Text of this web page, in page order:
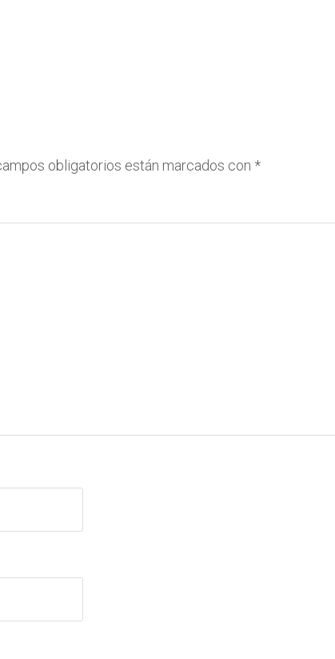
obligatorios están marcados con *